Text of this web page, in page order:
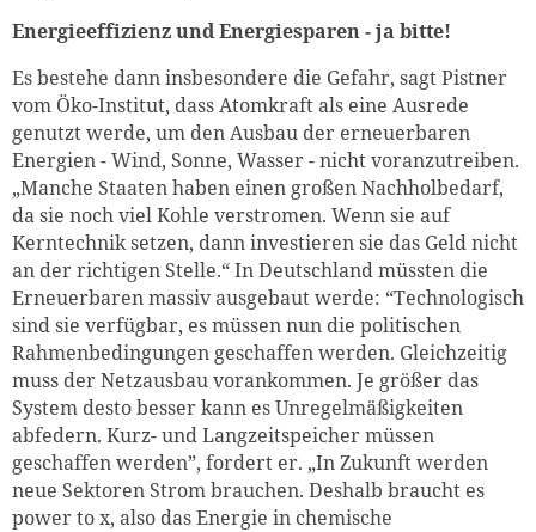
Energieeffizienz und Energiesparen - ja bitte!
Es bestehe dann insbesondere die Gefahr, sagt Pistner
vom Öko-Institut, dass Atomkraft als eine Ausrede
genutzt werde, um den Ausbau der erneuerbaren
Energien - Wind, Sonne, Wasser - nicht voranzutreiben.
„Manche Staaten haben einen großen Nachholbedarf,
da sie noch viel Kohle verstromen. Wenn sie auf
Kerntechnik setzen, dann investieren sie das Geld nicht
an der richtigen Stelle.“ In Deutschland müssten die
Erneuerbaren massiv ausgebaut werde: “Technologisch
sind sie verfügbar, es müssen nun die politischen
Rahmenbedingungen geschaffen werden. Gleichzeitig
muss der Netzausbau vorankommen. Je größer das
System desto besser kann es Unregelmäßigkeiten
abfedern. Kurz- und Langzeitspeicher müssen
geschaffen werden”, fordert er. „In Zukunft werden
neue Sektoren Strom brauchen. Deshalb braucht es
powertox, also das Energie in chemische